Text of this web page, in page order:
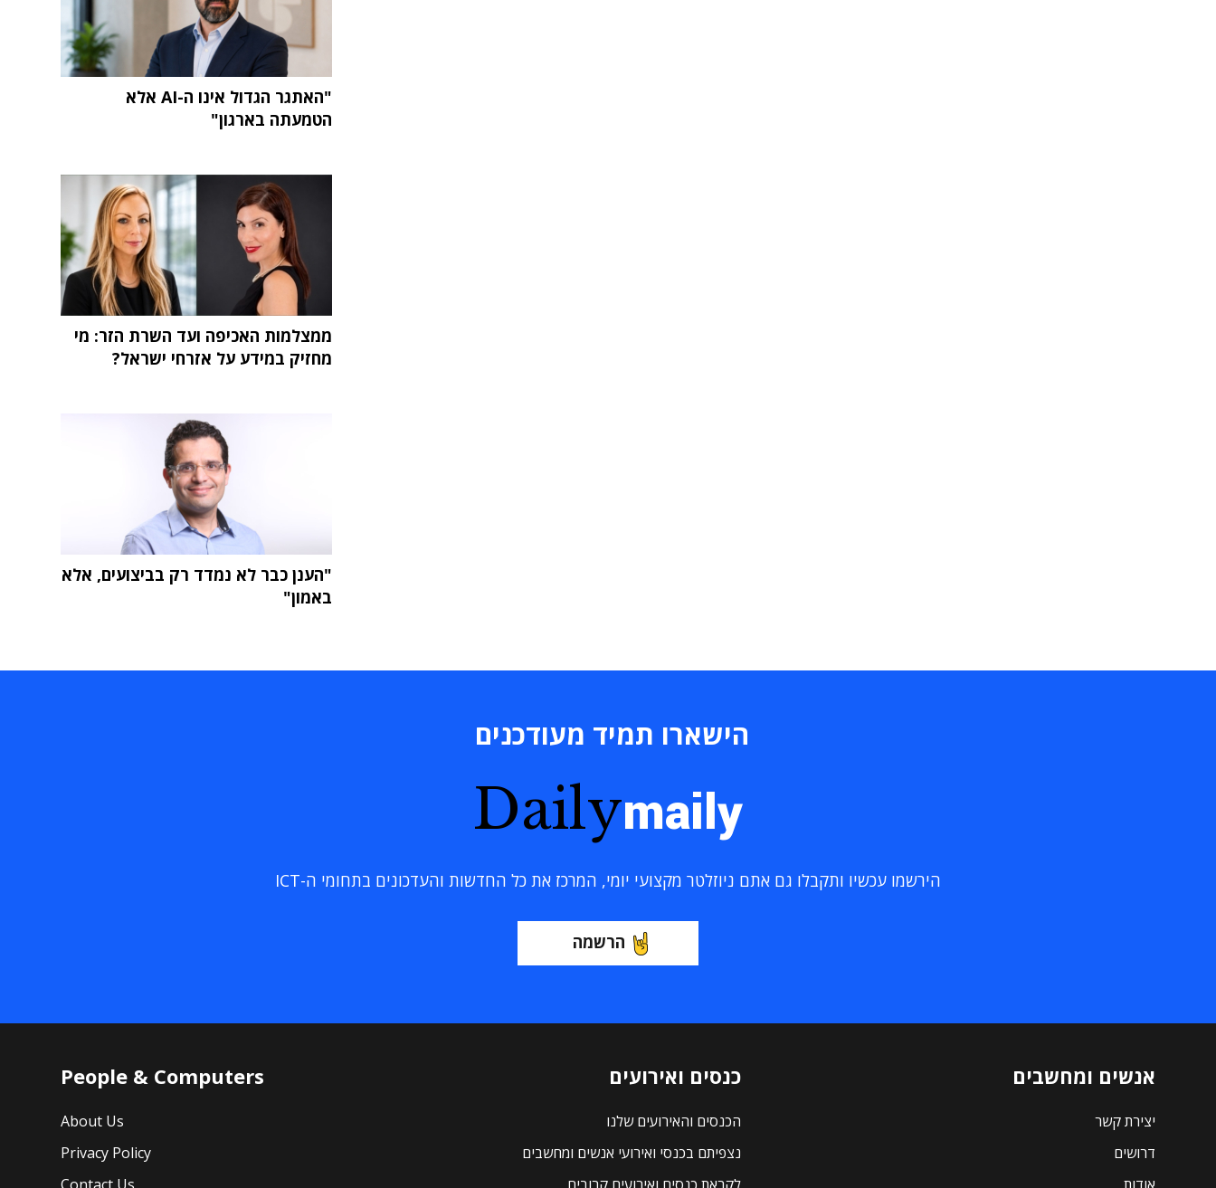
"האתגר הגדול אינו ה-AI אלא
הטמעתה בארגון"
ממצלמות האכיפה ועד השרת הזר: מי
מחזיק במידע על אזרחי ישראל?
"הענן כבר לא נמדד רק בביצועים, אלא
באמון"
הישארו תמיד מעודכנים
Dailymaily
הירשמו עכשיו ותקבלו גם אתם ניוזלטר מקצועי יומי, המרכז את כל החדשות והעדכונים בתחומי ה-ICT
הרשמה
אנשים ומחשבים
יצירת קשר
דרושים
כנסים ואירועים
הכנסים והאירועים שלנו
נצפיתם בכנסי ואירועי אנשים ומחשבים
People & Computers
About Us
Privacy Policy